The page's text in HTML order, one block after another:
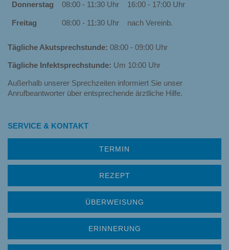
Donnerstag 08:00 - 11:30 Uhr 16:00 - 17:00 Uhr
Freitag 08:00 - 11:30 Uhr nach Vereinb.
Tägliche Akutsprechstunde: 08:00 - 09:00 Uhr
Tägliche Infektsprechstunde: Um 10:00 Uhr
Außerhalb unserer Sprechzeiten informiert Sie unser
Anrufbeantworter über entsprechende ärztliche Hilfe.
SERVICE & KONTAKT
TERMIN
REZEPT
ÜBERWEISUNG
ERINNERUNG